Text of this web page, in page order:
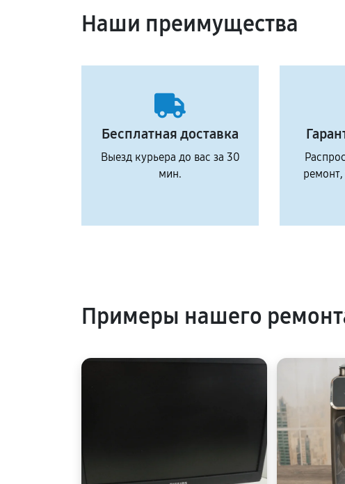
Наши преимущества
Бесплатная доставка
Выезд курьера до вас за 30
мин.
ремонт,
Примеры нашего